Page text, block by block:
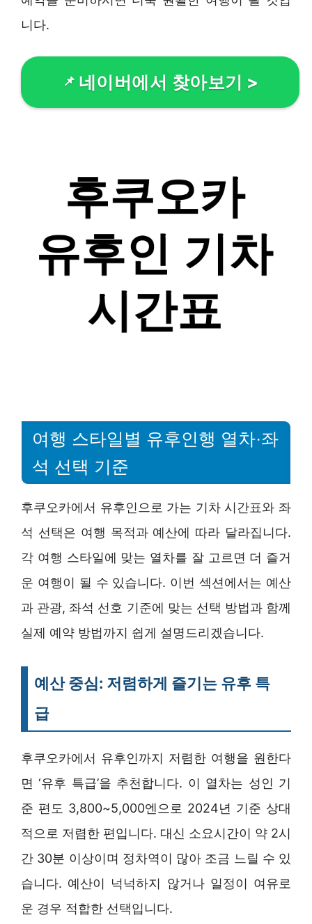
니다.
네이버에서 찾아보기 >
여행 스타일별 유후인행 열차·좌
석 선택 기준
후쿠오카에서 유후인으로 가는 기차 시간표와 좌
석 선택은 여행 목적과 예산에 따라 달라집니다.
각 여행 스타일에 맞는 열차를 잘 고르면 더 즐거
운 여행이 될 수 있습니다. 이번 섹션에서는 예산
과 관광, 좌석 선호 기준에 맞는 선택 방법과 함께
실제 예약 방법까지 쉽게 설명드리겠습니다.
예산 중심: 저렴하게 즐기는 유후 특
급
후쿠오카에서 유후인까지 저렴한 여행을 원한다
면 ‘유후 특급’을 추천합니다. 이 열차는 성인 기
준 편도 3,800~5,000엔으로 2024년 기준 상대
적으로 저렴한 편입니다. 대신 소요시간이 약 2시
간 30분 이상이며 정차역이 많아 조금 느릴 수 있
습니다. 예산이 넉넉하지 않거나 일정이 여유로
운 경우 적합한 선택입니다.